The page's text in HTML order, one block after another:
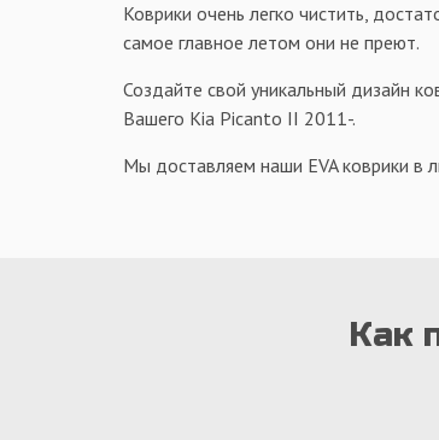
Коврики очень легко чистить,
самое главное летом они не преют.
Создайте свой уникальный дизайн
Вашего Kia Picanto II 2011-.
Мы доставляем наши EVA коврики в
Как